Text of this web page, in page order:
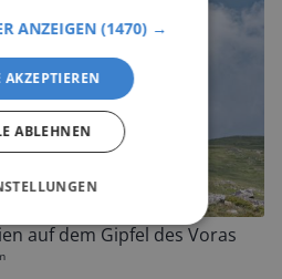
auf dem Gipfel des Voras
ANZEIGEN(1470) →
AKZEPTIEREN
ABLEHNEN